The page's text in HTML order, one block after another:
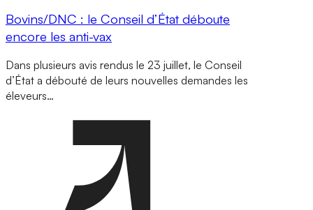
Bovins/DNC : le Conseil d’État déboute
encore les anti-vax
Dans plusieurs avis rendus le 23 juillet, le Conseil
d’État a débouté de leurs nouvelles demandes les
éleveurs…